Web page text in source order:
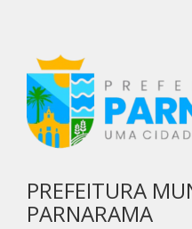
PREFEITURA
PARNARAMA